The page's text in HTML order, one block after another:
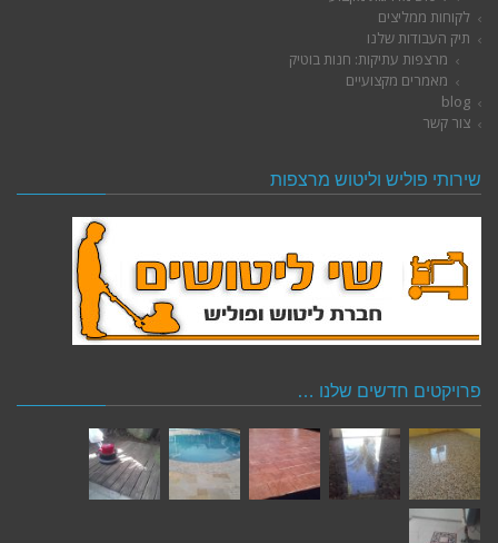
לקוחות ממליצים
תיק העבודות שלנו
מרצפות עתיקות: חנות בוטיק
מאמרים מקצועיים
blog
צור קשר
שירותי פוליש וליטוש מרצפות
פרויקטים חדשים שלנו …